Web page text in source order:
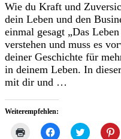
Wie du Kraft und
dein Leben und den
einmal gesagt „Das
verstehen und muss es
deiner Geschichte für
in deinem Leben. In
mit dir und …
Weiterempfehlen:
Klicken Klick, Klick,